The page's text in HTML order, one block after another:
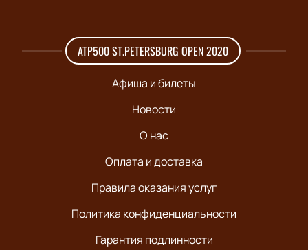
ATP500 ST.PETERSBURG OPEN 2020
Афиша и билеты
Новости
О нас
Оплата и доставка
Правила оказания услуг
Политика конфиденциальности
Гарантия подлинности